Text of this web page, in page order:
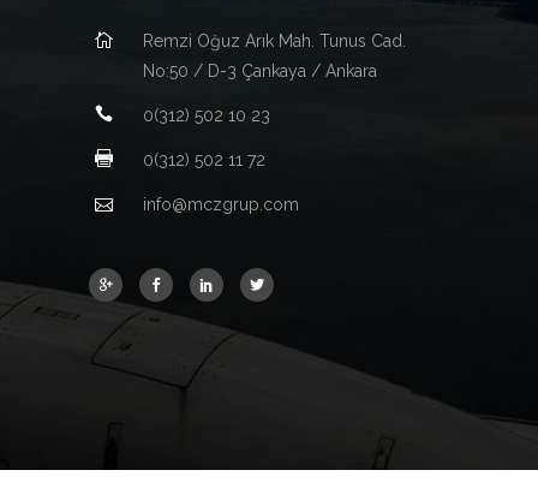
Remzi Oğuz Arık Mah. Tunus Cad.
No:50 / D-3 Çankaya / Ankara
0(312) 502 10 23
0(312) 502 11 72
info@mczgrup.com